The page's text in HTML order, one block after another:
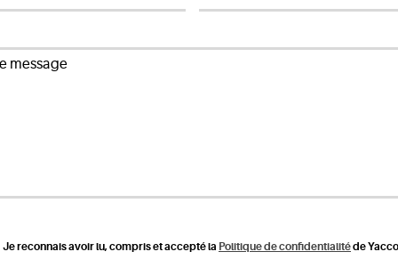
message
Je reconnais avoir lu, compris et accepté la Politique de confidentialitéde